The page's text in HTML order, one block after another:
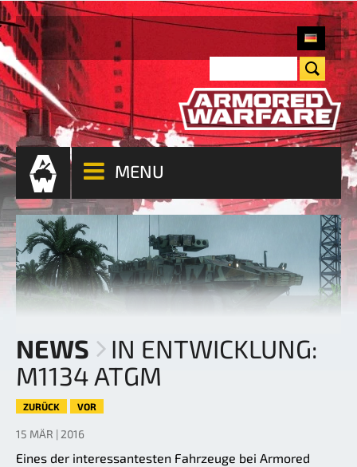
MENU
NEWS
IN ENTWICKLUNG:
M1134 ATGM
ZURÜCK VOR
15 MÄR | 2016
Eines der interessantesten Fahrzeuge bei Armored